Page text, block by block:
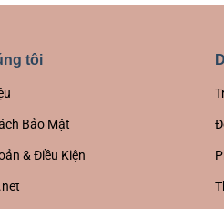
tôi
Bảo Mật
& Điều Kiện